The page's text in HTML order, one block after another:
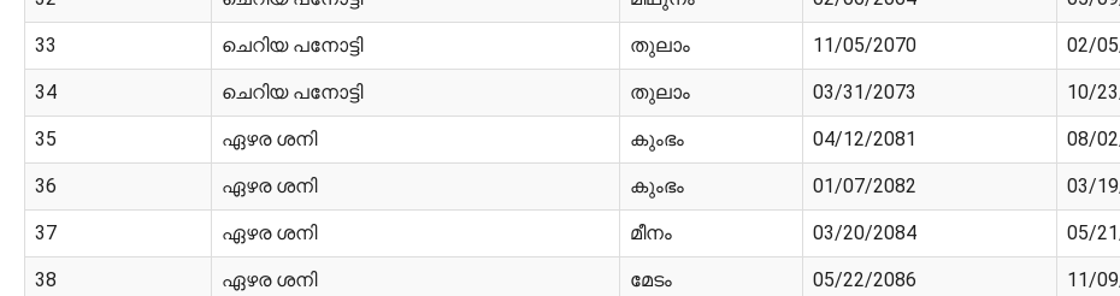
33 ചെറിയ പനോട്ടി തുലാം 11/05/2070 02/
34 ചെറിയ പനോട്ടി തുലാം 03/31/2073 10/
35 ഏഴര ശനി കുംഭം 04/12/2081 08/
36 ഏഴര ശനി കുംഭം 01/07/2082 03/
37 ഏഴര ശനി മീനം 03/20/2084 05/
38 ഏഴര ശനി മേടം 05/22/2086 11/